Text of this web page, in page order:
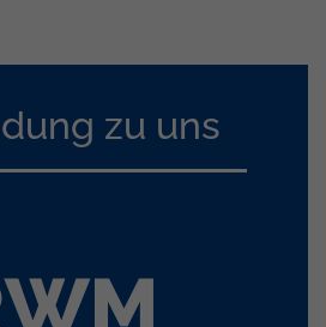
zu uns